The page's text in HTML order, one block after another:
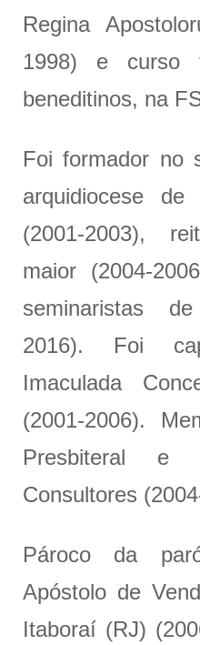
Regina
1998) e curso
beneditinos, na
Foi formador no
arquidiocese de
(2001-2003),
maior (2004-
seminaristas
2016). Foi
Imaculada
(2001-2006).
Presbiteral
Consultores
Pároco da
Apóstolo de
Itaboraí (RJ)